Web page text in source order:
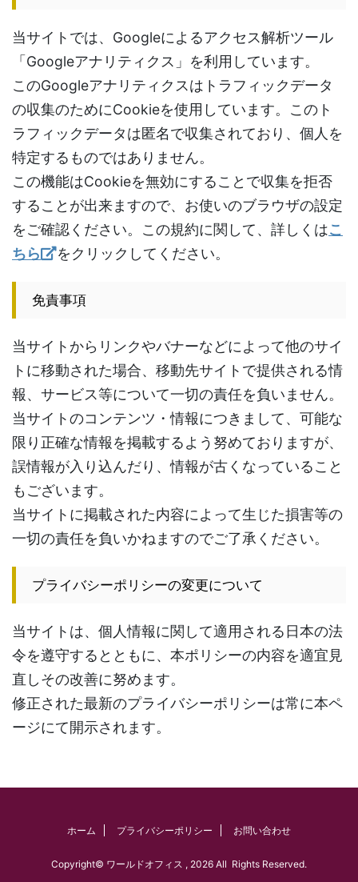
当サイトでは、Googleによるアクセス解析ツール
「Googleアナリティクス」を利用しています。
このGoogleアナリティクスはトラフィックデータ
の収集のためにCookieを使用しています。このト
ラフィックデータは匿名で収集されており、個人を
特定するものではありません。
この機能はCookieを無効にすることで収集を拒否
することが出来ますので、お使いのブラウザの設定
をご確認ください。この規約に関して、詳しくはこ
ちら
をクリックしてください。
免責事項
当サイトからリンクやバナーなどによって他のサイ
トに移動された場合、移動先サイトで提供される情
報、サービス等について一切の責任を負いません。
当サイトのコンテンツ・情報につきまして、可能な
限り正確な情報を掲載するよう努めておりますが、
誤情報が入り込んだり、情報が古くなっていること
もございます。
当サイトに掲載された内容によって生じた損害等の
一切の責任を負いかねますのでご了承ください。
プライバシーポリシーの変更について
当サイトは、個人情報に関して適用される日本の法
令を遵守するとともに、本ポリシーの内容を適宜見
直しその改善に努めます。
修正された最新のプライバシーポリシーは常に本ペ
ージにて開示されます。
ホーム プライバシーポリシー お問い合わせ
Copyright© ワールドオフィス , 2026 All Rights Reserved.